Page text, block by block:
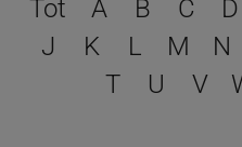
Tot A B C D
J
K L M N
T
U V